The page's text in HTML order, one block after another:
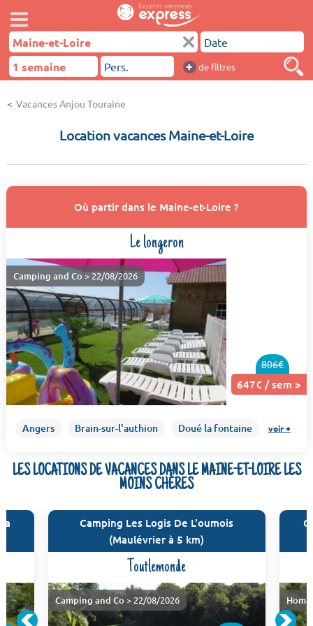
+ de filtres
Vacances Anjou Touraine
Location vacances Maine-et-Loire
Où partir dans le Maine-et-Loire ?
Le longeron
806€
647€ / sem >
Camping and Co> 22/08/2026
Angers Brain-sur-l'authion Doué la fontaine voir +
LES LOCATIONS DE VACANCES DANS LE MAINE-ET-LOIRE LES
MOINS CHÈRES
Camping Les Logis De L'oumois
(Maulévrier à 5 km)
Toutlemonde
Camping and Co > 22/08/2026